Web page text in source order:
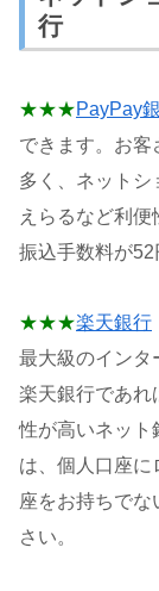
行
★★★PayPay
できます。お客
多く、ネットシ
えらるなど利
振込手数料が52
★★★楽天銀行
最大級のインタ
楽天銀行であれ
性が高いネット
は、個人口座に
座をお持ちで
さい。